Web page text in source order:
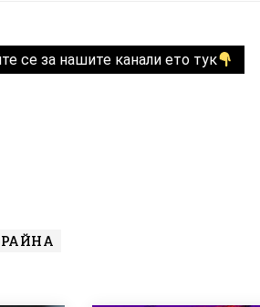
се за нашите канали ето тук